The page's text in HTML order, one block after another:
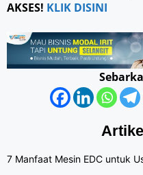
AKSES! KLIK DISINI
7 Manfaat Mesin EDC untuk